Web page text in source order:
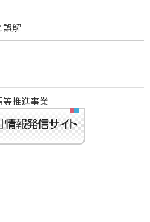
誤解
等推進事業